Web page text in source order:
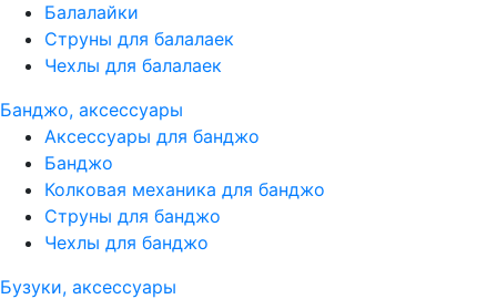
Балалайки
Струны для балалаек
Чехлы для балалаек
Банджо, аксессуары
Аксессуары для банджо
Банджо
Колковая механика для банджо
Струны для банджо
Чехлы для банджо
Бузуки, аксессуары